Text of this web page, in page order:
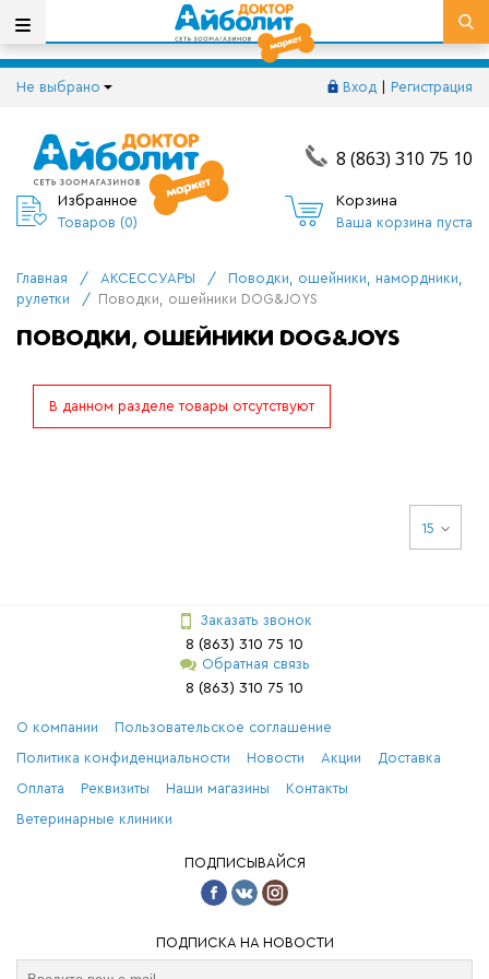
Не выбрано Вход Регистрация
8 (863) 310 75 10
Избранное
Товаров (0)
Корзина
Ваша корзина пуста
Главная / АКСЕССУАРЫ /
Поводки, ошейники, намордники,
рулетки
/ Поводки, ошейники DOG&JOYS
ПОВОДКИ, ОШЕЙНИКИ DOG&JOYS
В данном разделе товары отсутствуют
15
Заказать звонок
8 (863) 310 75 10
Обратная связь
8 (863) 310 75 10
О компании Пользовательское соглашение
Политика конфиденциальности Новости Акции Доставка
Оплата Реквизиты Наши магазины Контакты
Ветеринарные клиники
ПОДПИСЫВАЙСЯ
ПОДПИСКА НА НОВОСТИ